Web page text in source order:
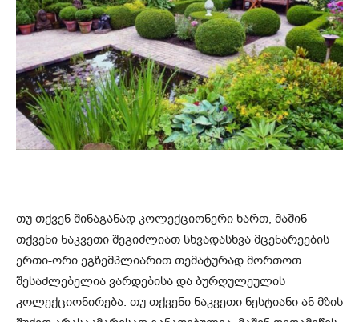
თუ თქვენ შინაგანად კოლექციონერი ხართ, მაშინ
თქვენი ნაკვეთი შეგიძლიათ სხვადასხვა მცენარეების
ერთი-ორი ეგზემპლიარით თემატურად მორთოთ.
შესაძლებელია ვარდებისა და ბურღულეულის
კოლექციონირება. თუ თქვენი ნაკვეთი ნესტიანი ან მზის